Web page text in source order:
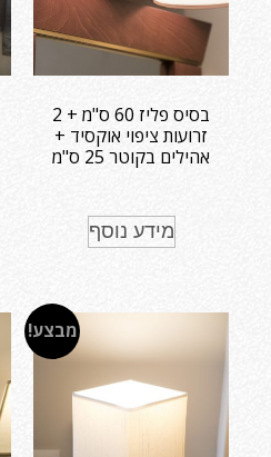
בסיס פליז 60 ס"מ + 2
זרועות ציפוי אוקסיד +
אהילים בקוטר 25 ס"מ
מידע נוסף
מבצע!